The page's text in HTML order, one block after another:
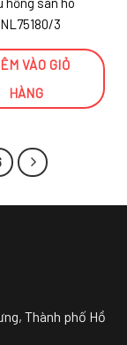
3
VÀO GIỎ
HÀNG
Thành phố Hồ